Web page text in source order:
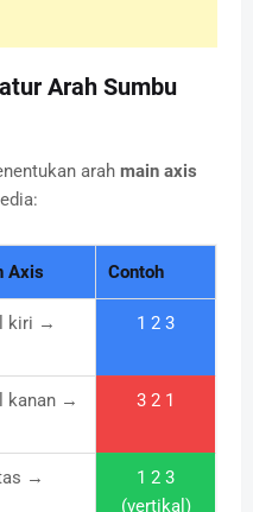
Arah Sumbu
arah main axis
Axis Contoh
kiri →
1 2 3
kanan →
3 2 1
→
1 2 3
(vertikal)